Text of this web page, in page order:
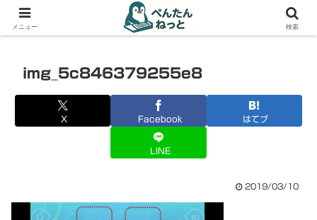
PCやガジェットの備忘録
img_5c846379255e8
X Facebook はてブ
LINE
2019/03/10
メニュー 検索